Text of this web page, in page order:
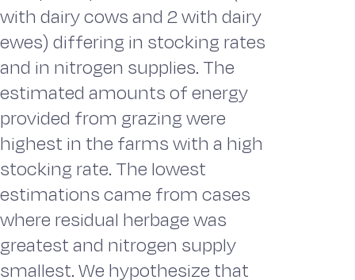
with dairy cows and 2 with dairy
ewes) differing in stocking rates
and in nitrogen supplies. The
estimated amounts of energy
provided from grazing were
highest in the farms with a high
stocking rate. The lowest
estimations came from cases
where residual herbage was
greatest and nitrogen supply
smallest. We hypothesize that